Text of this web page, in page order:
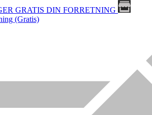
GRATIS DIN FORRETNING
(Gratis)